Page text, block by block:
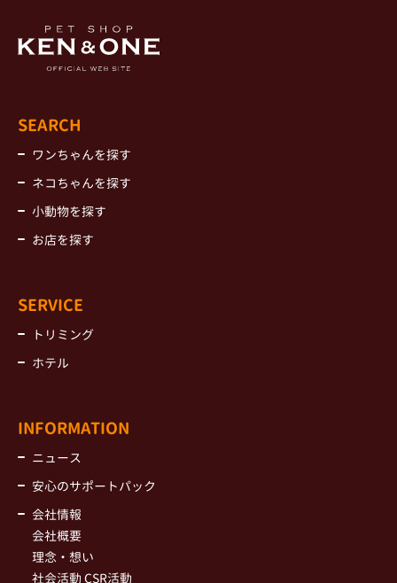
SEARCH
ワンちゃんを探す
ネコちゃんを探す
小動物を探す
お店を探す
SERVICE
トリミング
ホテル
INFORMATION
ニュース
安心のサポートパック
会社情報
会社概要
理念・想い
社会活動 CSR活動